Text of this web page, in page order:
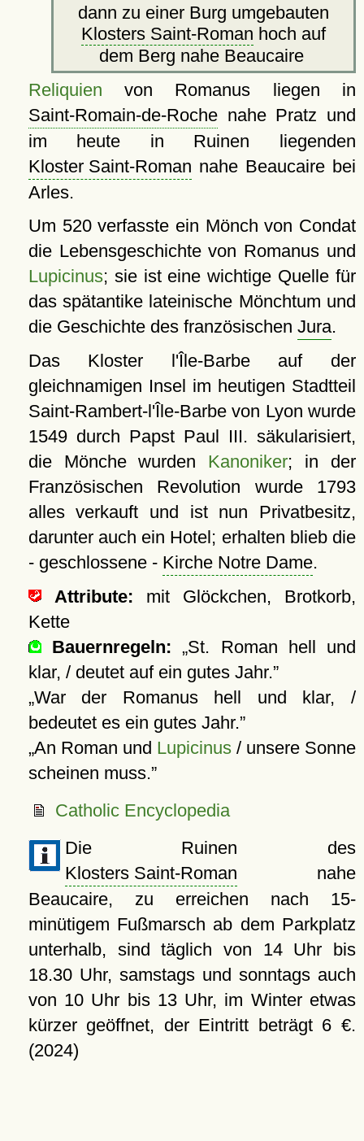
dann zu einer Burg umgebauten
Klosters Saint-Roman hoch auf
dem Berg nahe Beaucaire
Reliquien von Romanus liegen in
Saint-Romain-de-Rochenahe Pratz und
im heute in Ruinen liegenden
Kloster Saint-Roman nahe Beaucaire bei
Arles.
Um 520 verfasste ein Mönch von Condat
die Lebensgeschichte von Romanus und
Lupicinus; sie ist eine wichtige Quelle für
das spätantike lateinische Mönchtum und
die Geschichte des französischen Jura.
Das Kloster l'Île-Barbe auf der
gleichnamigen Insel im heutigen Stadtteil
Saint-Rambert-l'Île-Barbe von Lyon wurde
1549 durch Papst Paul III. säkularisiert,
die Mönche wurden Kanoniker; in der
Französischen Revolution wurde 1793
alles verkauft und ist nun Privatbesitz,
darunter auch ein Hotel; erhalten blieb die
- geschlossene - Kirche Notre Dame.
Attribute: mit Glöckchen, Brotkorb,
Kette
Bauernregeln:
St. Roman hell und
klar, / deutet auf ein gutes Jahr.
War der Romanus hell und klar, /
bedeutet es ein gutes Jahr.
An Roman und Lupicinus/ unsere Sonne
scheinen muss.
Catholic Encyclopedia
Die Ruinen des
Klosters Saint-Roman nahe
Beaucaire, zu erreichen nach 15-
minütigem Fußmarsch ab dem Parkplatz
unterhalb, sind täglich von 14 Uhr bis
18.30 Uhr, samstags und sonntags auch
von 10 Uhr bis 13 Uhr, im Winter etwas
kürzer geöffnet, der Eintritt beträgt 6 €.
(2024)